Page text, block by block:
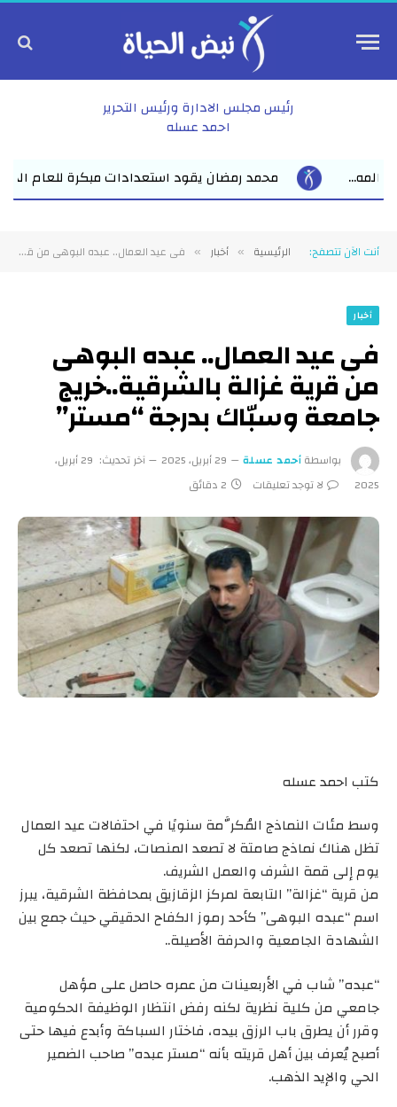
رئيس مجلس الادارة ورئيس التحرير
احمد عسله
مبكرة للعام الدراسي الجديد بفاقوس لقاء موسع يجمع نواب
أنت الآن تتصفح: الرئيسية » أخبار » فى عيد العمال.. عبده البوهى من قرية غزالة بالشرقية..خريج جامعة وسبّاك بدرجة “مستر”
أخبار
فى عيد العمال.. عبده البوهى
من قرية غزالة بالشرقية..خريج
جامعة وسبّاك بدرجة “مستر”
بواسطةأحمد عسلة 29 أبريل، 2025 آخر تحديث:
29 أبريل،
2025
لا توجد تعليقات 2 دقائق
كتب احمد عسله
وسط مئات النماذج المُكرَّمة سنويًا في احتفالات عيد العمال
تظل هناك نماذج صامتة لا تصعد المنصات، لكنها تصعد كل
يوم إلى قمة الشرف والعمل الشريف.
من قرية “غزالة” التابعة لمركز الزقازيق بمحافظة الشرقية، يبرز
اسم “عبده البوهى” كأحد رموز الكفاح الحقيقي حيث جمع بين
الشهادة الجامعية والحرفة الأصيلة..
“عبده” شاب في الأربعينات من عمره حاصل على مؤهل
جامعي من كلية نظرية لكنه رفض انتظار الوظيفة الحكومية
وقرر أن يطرق باب الرزق بيده، فاختار السباكة وأبدع فيها حتى
أصبح يُعرف بين أهل قريته بأنه “مستر عبده” صاحب الضمير
الحي والإيد الذهب.